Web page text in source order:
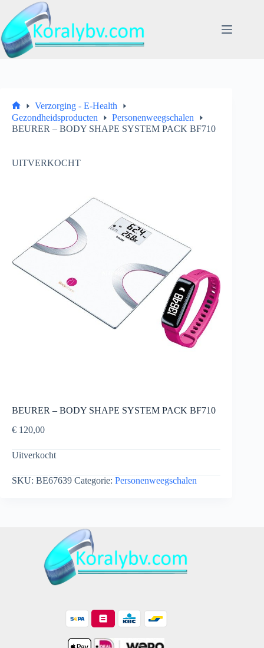
naar
de
inhoud
Home
Verzorging - E-Health
Gezondheidsproducten
Personenweegschalen
BEURER – BODY SHAPE SYSTEM PACK BF710
UITVERKOCHT
BEURER – BODY SHAPE SYSTEM PACK BF710
€ 120,00
Uitverkocht
SKU: BE67639 Categorie: Personenweegschalen